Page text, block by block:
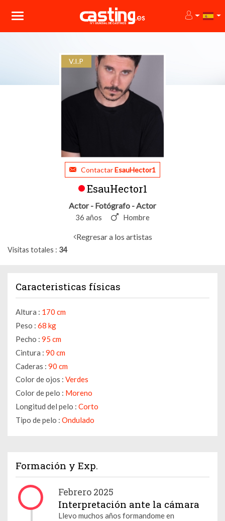
V.I.P
ContactarEsauHector1
EsauHector1
Actor - Fotógrafo - Actor
36 años Hombre
Regresar a los artistas
Visitas totales 34
Caracteristicas físicas
Altura : 170 cm
Peso : 68 kg
Pecho : 95 cm
Cintura : 90 cm
Caderas : 90 cm
Color de ojos : Verdes
Color de pelo : Moreno
Longitud del pelo : Corto
Tipo de pelo : Ondulado
Formación y Exp.
Febrero 2025
Interpretación ante la cámara
Llevo muchos años formandome en